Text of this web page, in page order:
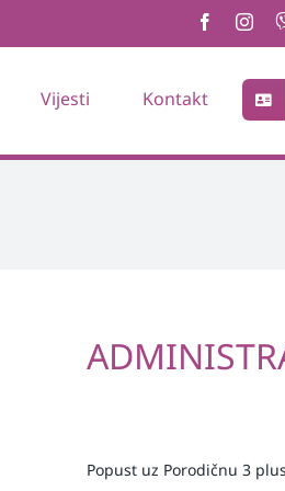
Vijesti Kontakt
Popust uz Porodičnu 3